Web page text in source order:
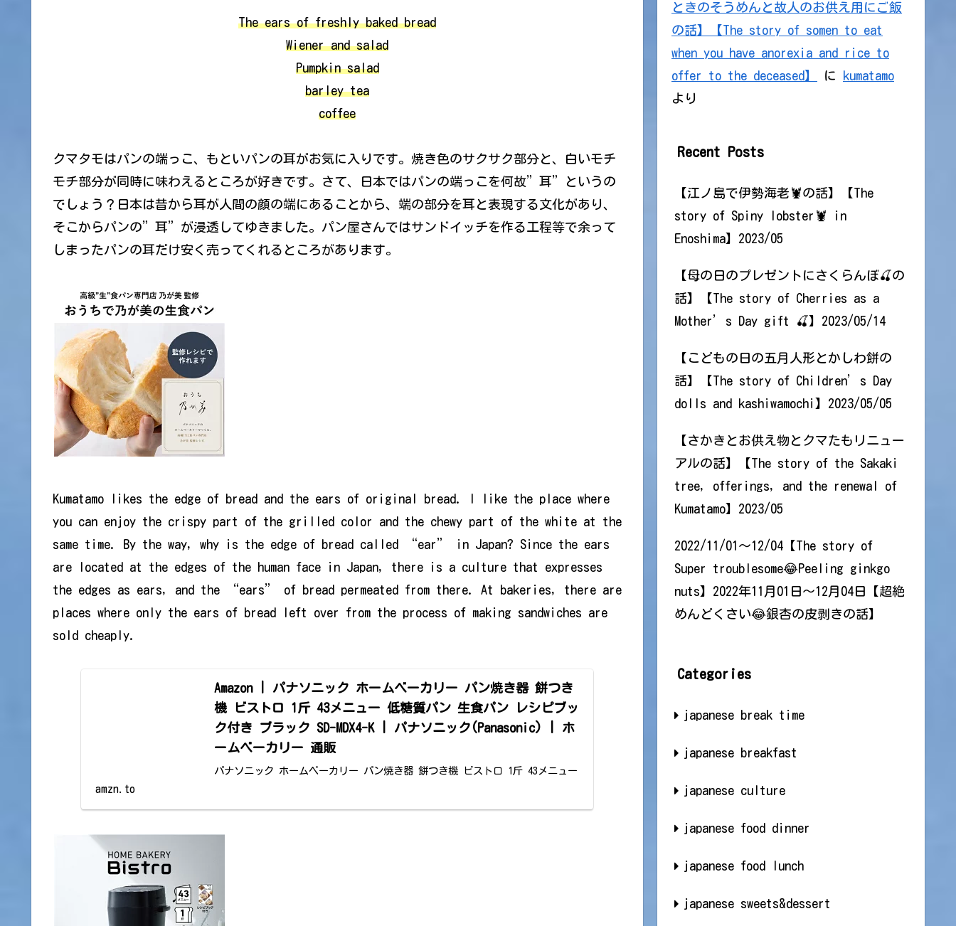
The ears of freshly baked bread
Wiener and salad
Pumpkin salad
barley tea
coffee
クマタモはパンの端っこ、もといパンの耳がお気に入りです。焼き色のサクサク部分と、白いモチ
モチ部分が同時に味わえるところが好きです。さて、日本ではパンの端っこを何故”耳”というの
でしょう？日本は昔から耳が人間の顔の端にあることから、端の部分を耳と表現する文化があり、
そこからパンの”耳”が浸透してゆきました。パン屋さんではサンドイッチを作る工程等で余って
しまったパンの耳だけ安く売ってくれるところがあります。
Kumatamo likes the edge of bread and the ears of original bread. I like the place where
you can enjoy the crispy part of the grilled color and the chewy part of the white at the
same time. By the way, why is the edge of bread called “ear” in Japan? Since the ears
are located at the edges of the human face in Japan, there is a culture that expresses
the edges as ears, and the “ears” of bread permeated from there. At bakeries, there are
places where only the ears of bread left over from the process of making sandwiches are
sold cheaply.
Amazon | パナソニック ホームベーカリー パン焼き器 餅つき
機 ビストロ 1斤 43メニュー 低糖質パン 生食パン レシピブッ
ク付き ブラック SD-MDX4-K | パナソニック(Panasonic) | ホ
ームベーカリー 通販
パナソニック ホームベーカリー パン焼き器 餅つき機 ビストロ 1斤 43メニュー
amzn.to
ときのそうめんと故人のお供え用にご飯
の話】【The story of somen to eat
when you have anorexia and rice to
offer to the deceased】
に
kumatamo
より
Recent Posts
【江ノ島で伊勢海老🦞の話】【The
story of Spiny lobster🦞 in
Enoshima】2023/05
【母の日のプレゼントにさくらんぼ🍒の
話】【The story of Cherries as a
Mother’s Day gift 🍒】2023/05/14
【こどもの日の五月人形とかしわ餅の
話】【The story of Children’s Day
dolls and kashiwamochi】2023/05/05
【さかきとお供え物とクマたもリニュー
アルの話】【The story of the Sakaki
tree, offerings, and the renewal of
Kumatamo】2023/05
2022/11/01～12/04【The story of
Super troublesome😂Peeling ginkgo
nuts】2022年11月01日～12月04日【超絶
めんどくさい😂銀杏の皮剥きの話】
Categories
japanese break time
japanese breakfast
japanese culture
japanese food dinner
japanese food lunch
japanese sweets&dessert